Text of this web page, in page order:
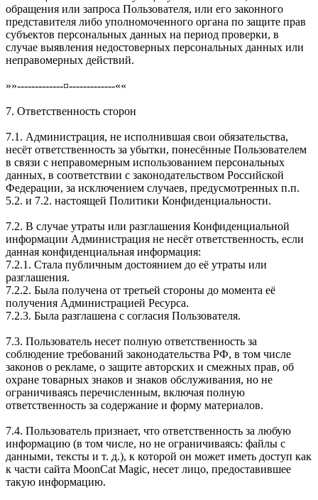
обращения или запроса Пользователя, или его законного
представителя либо уполномоченного органа по защите прав
субъектов персональных данных на период проверки, в
случае выявления недостоверных персональных данных или
неправомерных действий.
»»-------------¤-------------««
7. Ответственность сторон
7.1. Администрация, не исполнившая свои обязательства,
несёт ответственность за убытки, понесённые Пользователем
в связи с неправомерным использованием персональных
данных, в соответствии с законодательством Российской
Федерации, за исключением случаев, предусмотренных п.п.
5.2. и 7.2. настоящей Политики Конфиденциальности.
7.2. В случае утраты или разглашения Конфиденциальной
информации Администрация не несёт ответственность, если
данная конфиденциальная информация:
7.2.1. Стала публичным достоянием до её утраты или
разглашения.
7.2.2. Была получена от третьей стороны до момента её
получения Администрацией Ресурса.
7.2.3. Была разглашена с согласия Пользователя.
7.3. Пользователь несет полную ответственность за
соблюдение требований законодательства РФ, в том числе
законов о рекламе, о защите авторских и смежных прав, об
охране товарных знаков и знаков обслуживания, но не
ограничиваясь перечисленным, включая полную
ответственность за содержание и форму материалов.
7.4. Пользователь признает, что ответственность за любую
информацию (в том числе, но не ограничиваясь: файлы с
данными, тексты и т. д.), к которой он может иметь доступ как
к части сайта MoonCat Magic, несет лицо, предоставившее
такую информацию.